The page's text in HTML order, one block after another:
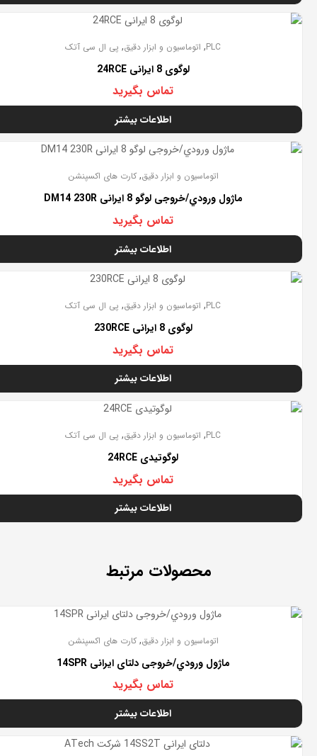
PLC
, اتوماسیون و ابزار دقیق, پی ال سی آتک
لوگوی 8 ایرانی 24RCE
تماس بگیرید
اطلاعات بیشتر
اتوماسیون و ابزار دقیق,کارت های اکسپنشن
ﻣﺎژول ورودي/ﺧﺮوﺟﯽ ﻟﻮﮔﻮ 8 ایرانی DM14 230R
تماس بگیرید
اطلاعات بیشتر
PLC
, اتوماسیون و ابزار دقیق, پی ال سی آتک
لوگوی 8 ایرانی 230RCE
تماس بگیرید
اطلاعات بیشتر
PLC
, اتوماسیون و ابزار دقیق, پی ال سی آتک
لوگوتیدی 24RCE
تماس بگیرید
اطلاعات بیشتر
محصولات مرتبط
اتوماسیون و ابزار دقیق,کارت های اکسپنشن
ماژول ورودي/خروجی دلتای ایرانی 14SPR
تماس بگیرید
اطلاعات بیشتر